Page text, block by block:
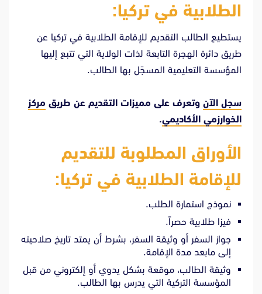
الطلابية في تركيا:
يستطيع الطالب التقديم للإقامة الطلابية في تركيا عن
طريق دائرة الهجرة التابعة لذات الولاية التي تتبع إليها
المؤسسة التعليمية المسجَل بها الطالب.
سجل الآن وتعرف على مميزات التقديم عن طريق مركز
الخوارزمي الأكاديمي.
الأوراق المطلوبة للتقديم
للإقامة الطلابية في تركيا:
نموذج استمارة الطلب.
فيزا طلابية حصراً.
جواز السفر أو وثيقة السفر، بشرط أن يمتد تاريخ صلاحيته
إلى مابعد مدة الإقامة.
وثيقة الطالب، موقعة بشكل يدوي أو إلكتروني من قبل
المؤسسة التركية التي يدرس بها الطالب.